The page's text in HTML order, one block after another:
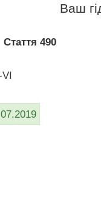
Ваш
Стаття 490